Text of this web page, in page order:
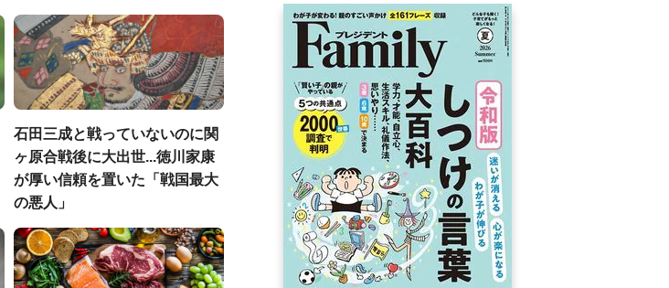
石田三成と戦っていないのに関
ヶ原合戦後に大出世...徳川家康
が厚い信頼を置いた「戦国最大
の悪人」